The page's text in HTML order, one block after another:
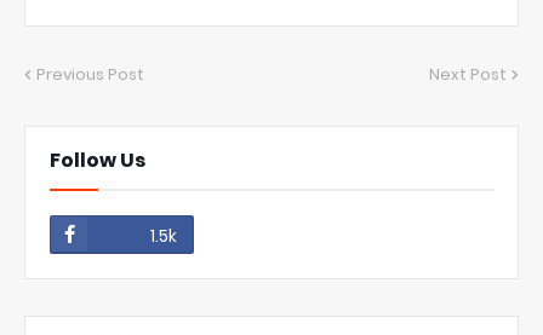
Previous Post Next Post
Follow Us
1.5k